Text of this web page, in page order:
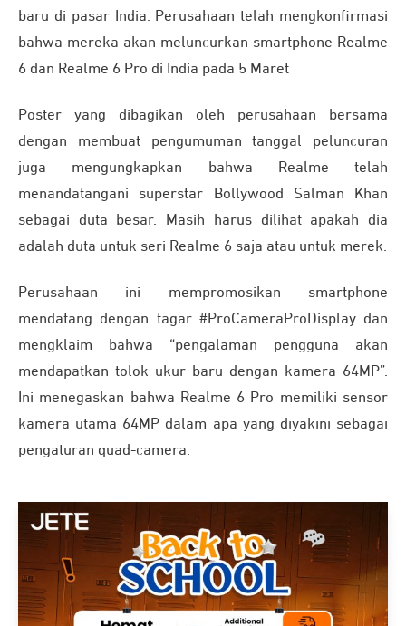
baru di pasar India. Perusahaan telah mengkonfirmasi
bahwa mereka akan meluncurkan smartphone Realme
6 dan Realme 6 Pro di India pada 5 Maret
Poster yang dibagikan oleh perusahaan bersama
dengan membuat pengumuman tanggal peluncuran
juga mengungkapkan bahwa Realme telah
menandatangani superstar Bollywood Salman Khan
sebagai duta besar. Masih harus dilihat apakah dia
adalah duta untuk seri Realme 6 saja atau untuk merek.
Perusahaan ini mempromosikan smartphone
mendatang dengan tagar #ProCameraProDisplay dan
mengklaim bahwa “pengalaman pengguna akan
mendapatkan tolok ukur baru dengan kamera 64MP”.
Ini menegaskan bahwa Realme 6 Pro memiliki sensor
kamera utama 64MP dalam apa yang diyakini sebagai
pengaturan quad-camera.